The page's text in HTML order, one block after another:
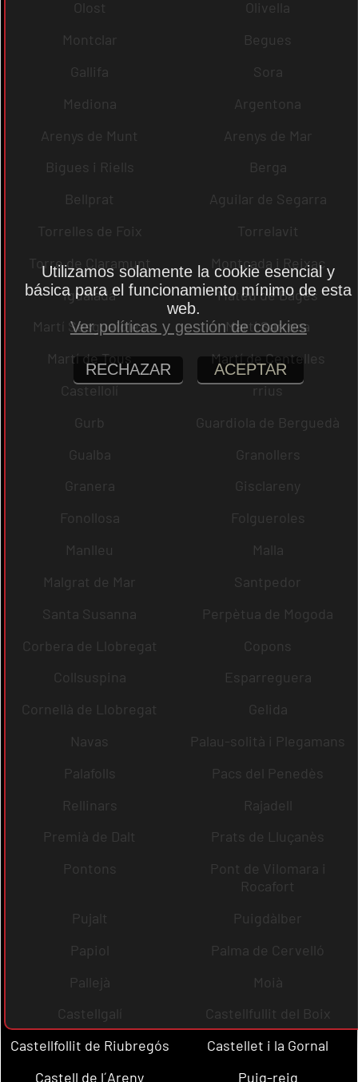
Olost
Olivella
Montclar
Begues
Gallifa
Sora
Mediona
Argentona
Arenys de Munt
Arenys de Mar
Bigues i Riells
Berga
Bellprat
Aguilar de Segarra
Torrelles de Foix
Torrelavit
Torre de Claramunt
Montcada i Reixac
Igualada
Mateu de Bages
Martí Sesgueioles
Martí Sarroca
Martí de Tous
Martí de Centelles
Castellolí
rrius
Gurb
Guardiola de Berguedà
Gualba
Granollers
Granera
Gisclareny
Fonollosa
Folgueroles
Manlleu
Malla
Malgrat de Mar
Santpedor
Santa Susanna
Perpètua de Mogoda
Corbera de Llobregat
Copons
Collsuspina
Esparreguera
Cornellà de Llobregat
Gelida
Navas
Palau-solità i Plegamans
Palafolls
Pacs del Penedès
Rellinars
Rajadell
Premià de Dalt
Prats de Lluçanès
Pontons
Pont de Vilomara i
Rocafort
Pujalt
Puigdàlber
Papiol
Palma de Cervelló
Pallejà
Moià
Castellgalí
Castellfullit del Boix
Castellfollit de Riubregós
Castellet i la Gornal
Castell de l´Areny
Puig-reig
Utilizamos solamente la cookie esencial y
básica para el funcionamiento mínimo de esta
web.
Ver políticas y gestión de cookies
RECHAZAR ACEPTAR